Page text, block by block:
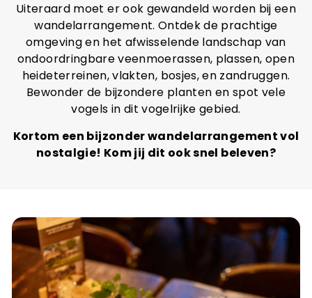
Uiteraard moet er ook gewandeld worden bij een
wandelarrangement. Ontdek de prachtige
omgeving en het afwisselende landschap van
ondoordringbare veenmoerassen, plassen, open
heideterreinen, vlakten, bosjes, en zandruggen.
Bewonder de bijzondere planten en spot vele
vogels in dit vogelrijke gebied.
Kortom een bijzonder wandelarrangement vol
nostalgie! Kom jij dit ook snel beleven?